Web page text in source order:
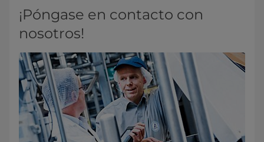
¡Póngase en contacto con
nosotros!